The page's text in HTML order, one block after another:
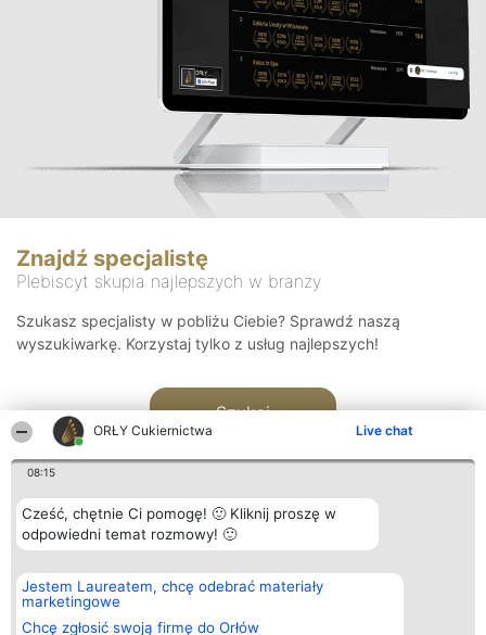
ORŁY Cukiernictwa Live chat
08:15
Cześć, chętnie Ci pomogę! 🙂 Kliknij proszę w
odpowiedni temat rozmowy! 🙂
Jestem Laureatem, chcę odebrać materiały
marketingowe
Chcę zgłosić swoją firmę do Orłów
Znajdź specjalistę
Plebiscyt skupia najlepszych w branży
Szukasz specjalisty w pobliżu Ciebie? Sprawdź naszą
wyszukiwarkę. Korzystaj tylko z usług najlepszych!
Szukaj
Organizator plebiscytu
Bright Side Solutions sp. z o.
o. sp. k.
ul. Ruska 22
Plebiscyt
Laureaci
wszystkich
Kontakt
Kontakt